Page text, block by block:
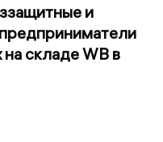
и
складе WB в